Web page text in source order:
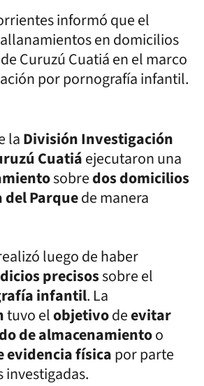
informó que el
en domicilios
Curuzú Cuatiá en el marco
por pornografía infantil.
laDivisión Investigación
Cuatiáejecutaron una
sobredos domicilios
Parquede manera
luego de haber
precisossobre el
infantil. La
tuvo elobjetivodeevitar
de almacenamientoo
evidencia físicapor parte
investigadas.